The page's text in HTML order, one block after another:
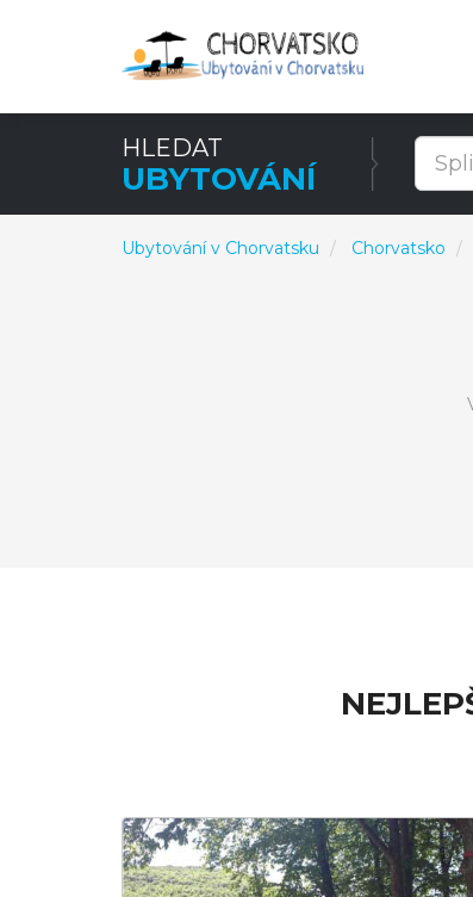
HLEDAT
UBYTOVÁNÍ
Ubytování v Chorvatsku Chorvatsko